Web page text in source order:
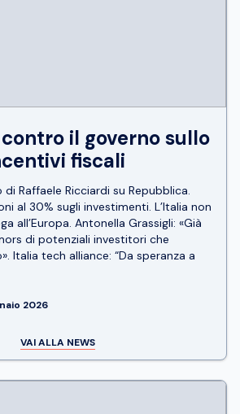
il governo sullo
fiscali
Raffaele Ricciardi su Repubblica.
al 30% sugli investimenti. L’Italia non
all’Europa. Antonella Grassigli: «Già
di potenziali investitori che
Italia tech alliance: “Da speranza a
2026
VAI ALLA NEWS